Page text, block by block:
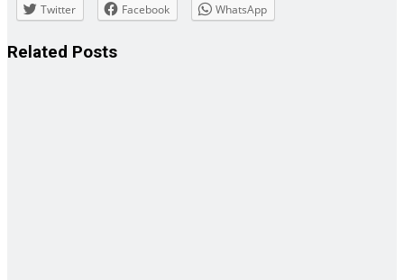
Twitter Facebook WhatsApp
Related Posts